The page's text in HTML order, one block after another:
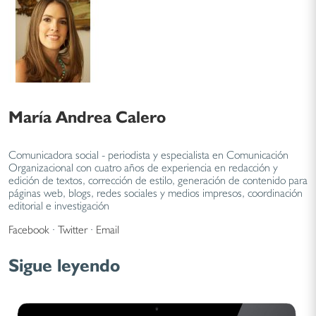
María Andrea Calero
Comunicadora social - periodista y especialista en Comunicación
Organizacional con cuatro años de experiencia en redacción y
edición de textos, corrección de estilo, generación de contenido para
páginas web, blogs, redes sociales y medios impresos, coordinación
editorial e investigación
Facebook · Twitter· Email
Sigue leyendo